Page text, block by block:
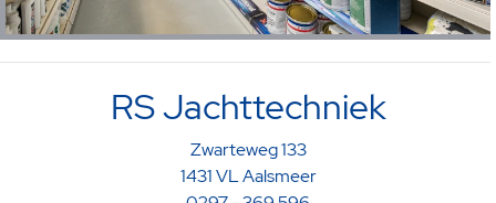
RS Jachttechniek
Zwarteweg 133
1431 VL Aalsmeer